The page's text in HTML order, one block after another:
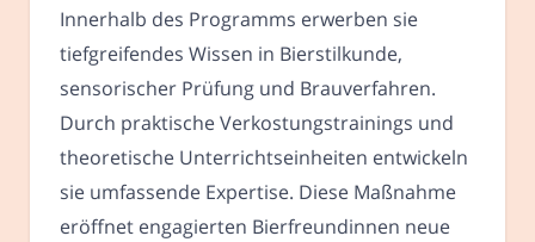
Innerhalb des Programms erwerben sie
tiefgreifendes Wissen in Bierstilkunde,
sensorischer Prüfung und Brauverfahren.
Durch praktische Verkostungstrainings und
theoretische Unterrichtseinheiten entwickeln
sie umfassende Expertise. Diese Maßnahme
eröffnet engagierten Bierfreundinnen neue